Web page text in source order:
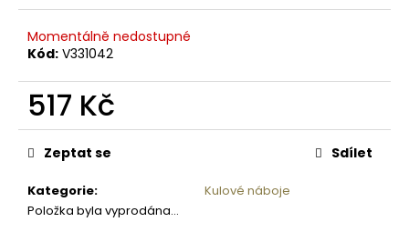
Momentálně nedostupné
Kód: V331042
517 Kč
Měrná
cena:
Kategorie:
Kulové náboje
Položka byla vyprodána…
Zeptat se Sdílet
r
u
č
m
e
OSIVO